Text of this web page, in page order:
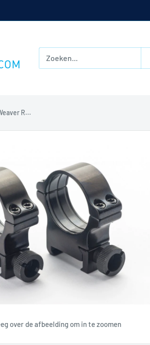
R...
over de afbeelding om in te zoomen